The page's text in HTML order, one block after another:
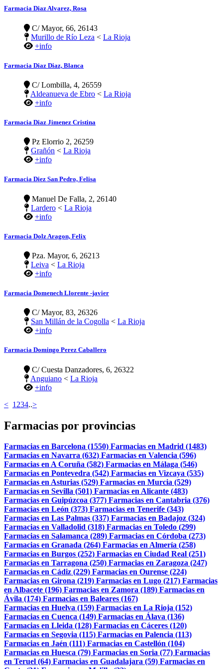
Farmacia Diaz Alvarez, Rosa
C/ Mayor, 66, 26143
Murillo de Río Leza < La Rioja
+info
Farmacia Diaz Diaz, Blanca
C/ Lombilla, 4, 26559
Aldeanueva de Ebro < La Rioja
+info
Farmacia Diaz Jimenez Cristina
Pz Elorrio 2, 26259
Grañón < La Rioja
+info
Farmacia Diez San Pedro, Felisa
Manuel De Falla, 2, 26140
Lardero < La Rioja
+info
Farmacia Dolz Aragon, Felix
Pza. Mayor, 6, 26213
Leiva < La Rioja
+info
Farmacia Domenech Llorente -javier
C/ Mayor, 83, 26326
San Millán de la Cogolla < La Rioja
+info
Farmacia Domingo Perez Caballero
C/ Cuesta Danzadores, 6, 26322
Anguiano < La Rioja
+info
< 1 234..>
Farmacias por provincias
Farmacias en Barcelona (1550) Farmacias en Madrid (1483)
Farmacias en Navarra (632) Farmacias en Valencia (596)
Farmacias en A Coruña (582) Farmacias en Málaga (546)
Farmacias en Pontevedra (542) Farmacias en Vizcaya (535)
Farmacias en Asturias (529) Farmacias en Murcia (529)
Farmacias en Sevilla (501) Farmacias en Alicante (483)
Farmacias en Guipúzcoa (377) Farmacias en Cantabria (376)
Farmacias en León (373) Farmacias en Tenerife (343)
Farmacias en Las Palmas (337) Farmacias en Badajoz (324)
Farmacias en Valladolid (318) Farmacias en Toledo (299)
Farmacias en Salamanca (289) Farmacias en Córdoba (273)
Farmacias en Granada (264) Farmacias en Almería (258)
Farmacias en Burgos (252) Farmacias en Ciudad Real (251)
Farmacias en Tarragona (250) Farmacias en Zaragoza (247)
Farmacias en Cádiz (229) Farmacias en Ourense (224)
Farmacias en Girona (219) Farmacias en Lugo (217) Farmacias
en Albacete (196) Farmacias en Zamora (189) Farmacias en
Ávila (174) Farmacias en Baleares (167)
Farmacias en Huelva (159) Farmacias en La Rioja (152)
Farmacias en Cuenca (149) Farmacias en Álava (136)
Farmacias en Lleida (128) Farmacias en Cáceres (120)
Farmacias en Segovia (115) Farmacias en Palencia (113)
Farmacias en Jaén (111) Farmacias en Castellón (104)
Farmacias en Huesca (79) Farmacias en Soria (77) Farmacias
en Teruel (64) Farmacias en Guadalajara (59) Farmacias en